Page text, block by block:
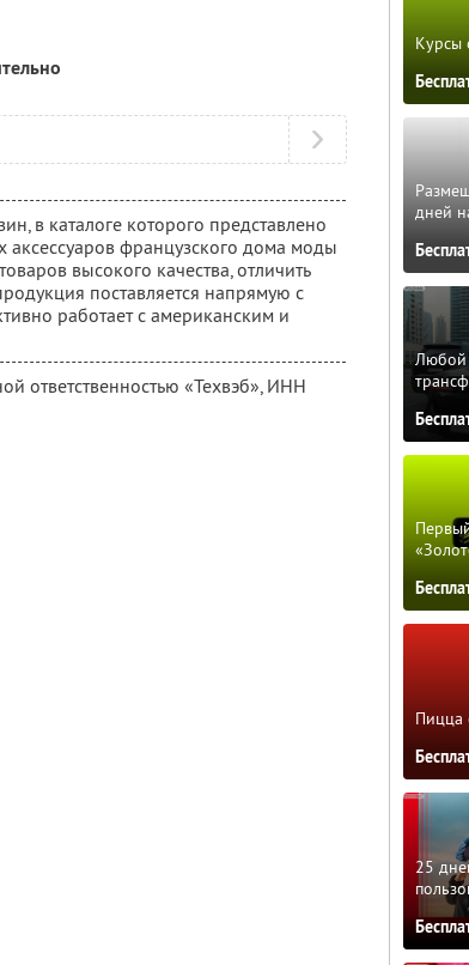
в каталоге которого представлено
французского дома моды
высокого качества, отличить
поставляется напрямую с
работает с американским и
ответственностью «Техвэб», ИНН
Курсы
дней
Любой
Пицца
25